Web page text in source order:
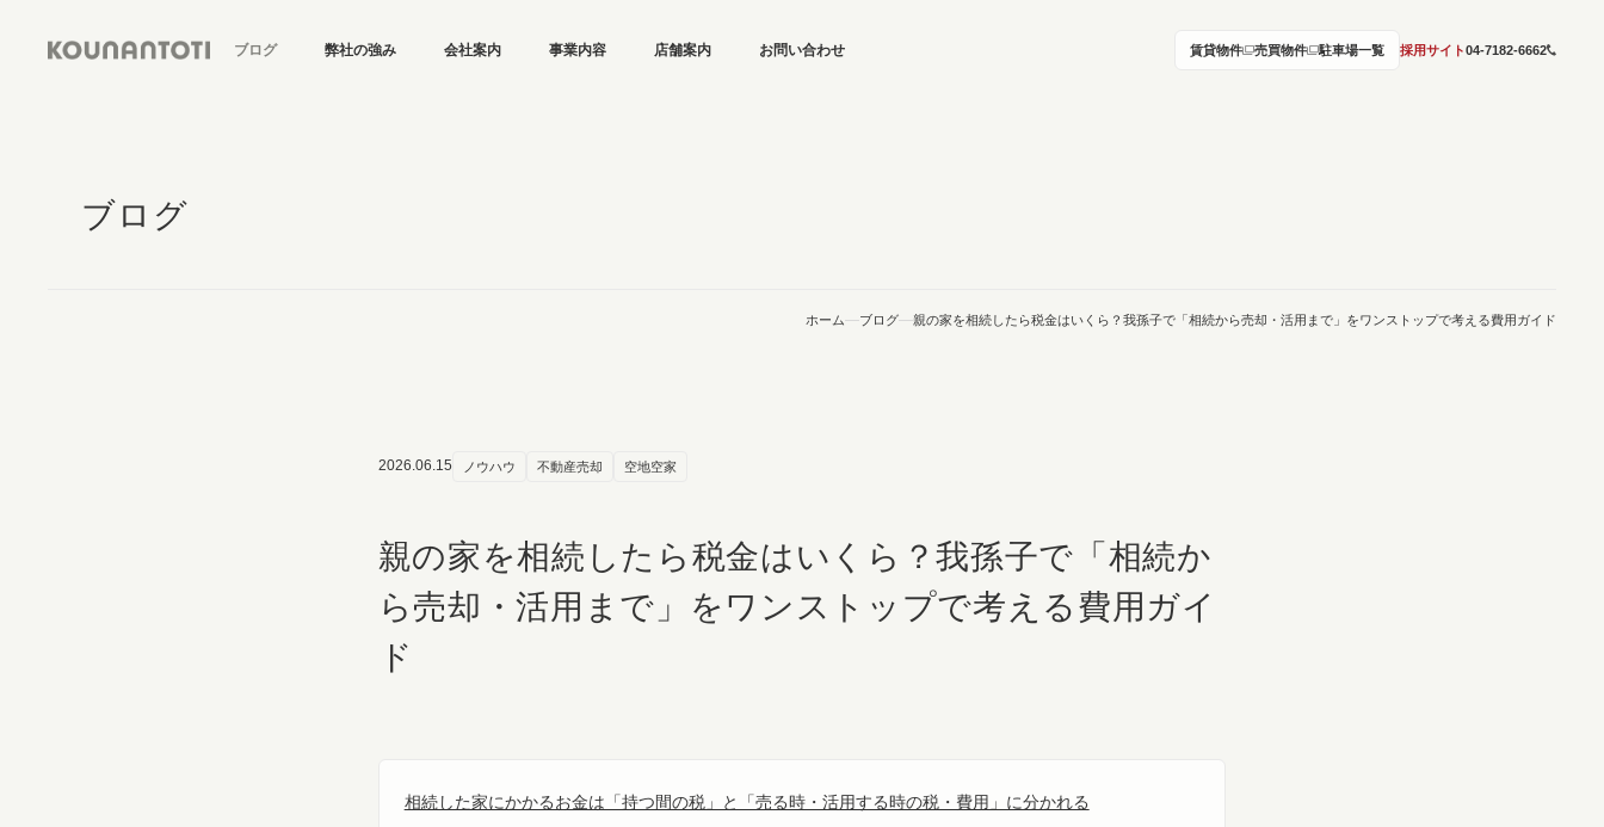
ブログ 弊社の強み 会社案内 事業内容 店舗案内 お問い合わせ 賃貸物件 売買物件 駐車場一覧 採用サイト04-7182-6662
ブログ
ホーム ブログ 親の家を相続したら税金はいくら？我孫子で「相続から売却・活用まで」をワンストップで考える費用ガイド
2026.06.15 ノウハウ 不動産売却 空地空家
親の家を相続したら税金はいくら？我孫子で「相続か
ら売却・活用まで」をワンストップで考える費用ガイ
ド
相続した家にかかるお金は「持つ間の税」と「売る時・活用する時の税・費用」に分かれる